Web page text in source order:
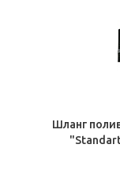
Шланг